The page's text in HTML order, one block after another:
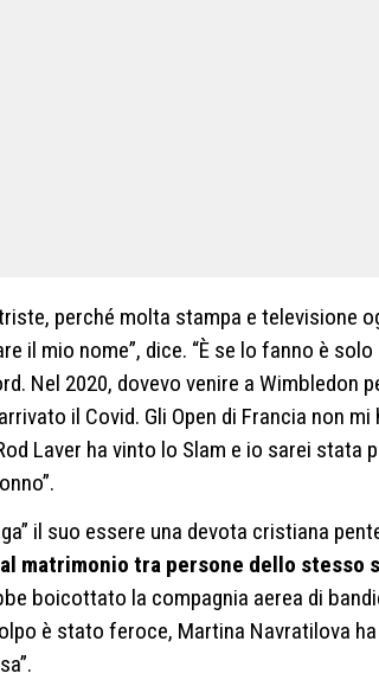
perché molta stampa e televisione
il mio nome”, dice. “È se lo fanno è
Nel 2020, dovevo venire a Wimbledon
il Covid. Gli Open di Francia non
Laver ha vinto lo Slam e io sarei stata
il suo essere una devota cristiana
matrimonio tra persone dello stesso
boicottato la compagnia aerea di
è stato feroce, Martina Navratilova